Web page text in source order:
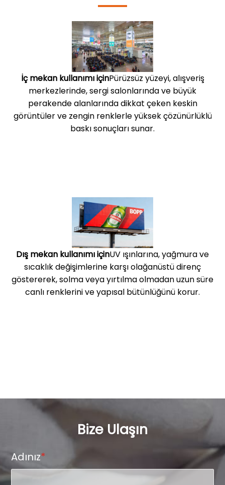
İç mekan kullanımı içinPürüzsüz yüzeyi, alışveriş
merkezlerinde, sergi salonlarında ve büyük
perakende alanlarında dikkat çeken keskin
görüntüler ve zengin renklerle yüksek çözünürlüklü
baskı sonuçları sunar.
Dış mekan kullanımı içinUV ışınlarına, yağmura ve
sıcaklık değişimlerine karşı olağanüstü direnç
göstererek, solma veya yırtılma olmadan uzun süre
canlı renklerini ve yapısal bütünlüğünü korur.
Bize Ulaşın
Adınız*